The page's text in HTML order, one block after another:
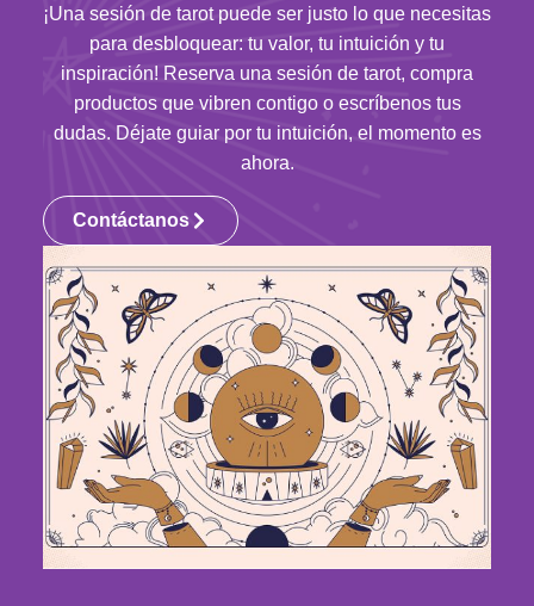
¡Una sesión de tarot puede ser justo lo que necesitas
para desbloquear: tu valor, tu intuición y tu
inspiración! Reserva una sesión de tarot, compra
productos que vibren contigo o escríbenos tus
dudas. Déjate guiar por tu intuición, el momento es
ahora.
Contáctanos